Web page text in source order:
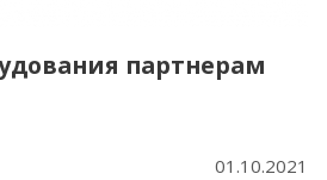
партнерам
01.10.2021